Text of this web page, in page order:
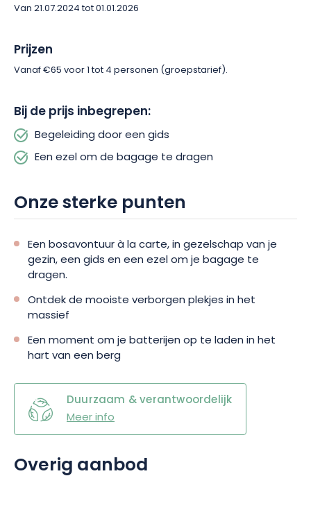
Van 21.07.2024 tot 01.01.2026
Prijzen
Vanaf €65 voor 1 tot 4 personen (groepstarief).
Bij de prijs inbegrepen:
Begeleiding door een gids
Een ezel om de bagage te dragen
Onze sterke punten
Een bosavontuur à la carte, in gezelschap van je
gezin, een gids en een ezel om je bagage te
dragen.
Ontdek de mooiste verborgen plekjes in het
massief
Een moment om je batterijen op te laden in het
hart van een berg
Duurzaam & verantwoordelijk
Meer info
Overig aanbod